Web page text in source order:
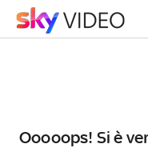
Ooooops! Si è